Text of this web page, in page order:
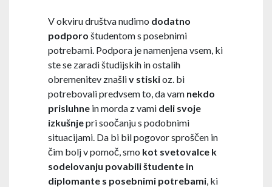
V okviru društva nudimo dodatno
podporo študentom s posebnimi
potrebami. Podpora je namenjena vsem, ki
ste se zaradi študijskih in ostalih
obremenitev znašliv stiskioz. bi
potrebovali predvsem to, da vam nekdo
prisluhne in morda z vami deli svoje
izkušnjepri soočanju s podobnimi
situacijami. Da bi bil pogovor sproščen in
čim bolj v pomoč, smo kot svetovalce k
sodelovanju povabili študente in
diplomante s posebnimi potrebami, ki